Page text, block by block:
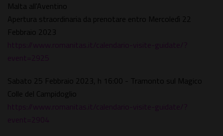
Malta all'Aventino
Apertura straordinaria da prenotare entro Mercoledì 22
Febbraio 2023
https://www.romanitas.it/calendario-visite-guidate/?
event=2925
Sabato 25 Febbraio 2023, h 16:00 - Tramonto sul Magico
Colle del Campidoglio
https://www.romanitas.it/calendario-visite-guidate/?
event=2904